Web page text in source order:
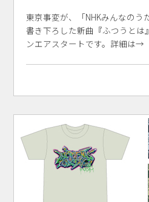
東京事変が、「NHKみんなのう
書き下ろした新曲『ふつうとは
ンエアスタートです。詳細は→